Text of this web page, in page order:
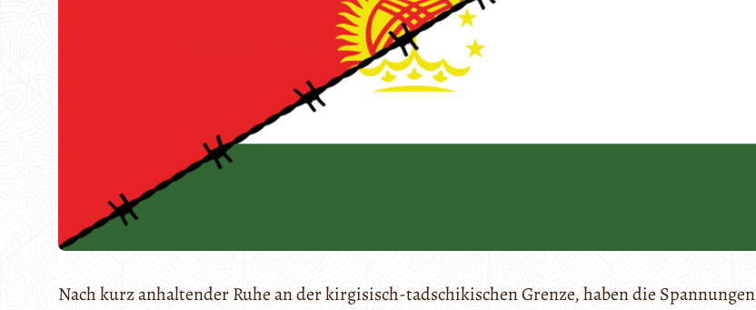
Nach kurz anhaltender Ruhe an der kirgisisch-tadschikischen Grenze, haben die Spannungen